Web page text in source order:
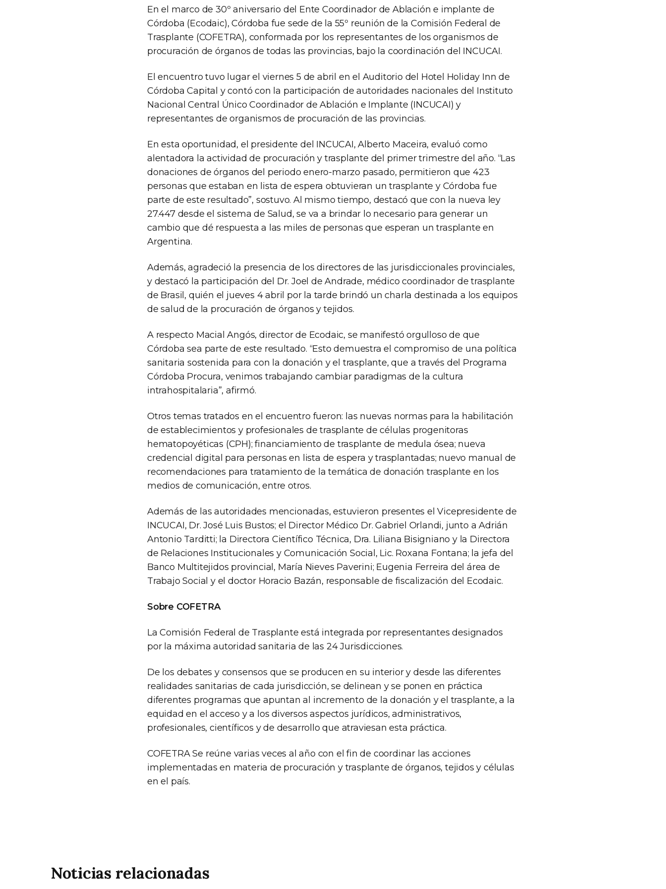
En el marco de 30º aniversario del Ente Coordinador de Ablación e implante de
Córdoba (Ecodaic), Córdoba fue sede de la 55º reunión de la Comisión Federal de
Trasplante (COFETRA), conformada por los representantes de los organismos de
procuración de órganos de todas las provincias, bajo la coordinación del INCUCAI.
El encuentro tuvo lugar el viernes 5 de abril en el Auditorio del Hotel Holiday Inn de
Córdoba Capital y contó con la participación de autoridades nacionales del Instituto
Nacional Central Único Coordinador de Ablación e Implante (INCUCAI) y
representantes de organismos de procuración de las provincias.
En esta oportunidad, el presidente del INCUCAI, Alberto Maceira, evaluó como
alentadora la actividad de procuración y trasplante del primer trimestre del año. “Las
donaciones de órganos del periodo enero-marzo pasado, permitieron que 423
personas que estaban en lista de espera obtuvieran un trasplante y Córdoba fue
parte de este resultado”, sostuvo. Al mismo tiempo, destacó que con la nueva ley
27.447 desde el sistema de Salud, se va a brindar lo necesario para generar un
cambio que dé respuesta a las miles de personas que esperan un trasplante en
Argentina.
Además, agradeció la presencia de los directores de las jurisdiccionales provinciales,
y destacó la participación del Dr. Joel de Andrade, médico coordinador de trasplante
de Brasil, quién el jueves 4 abril por la tarde brindó un charla destinada a los equipos
de salud de la procuración de órganos y tejidos.
A respecto Macial Angós, director de Ecodaic, se manifestó orgulloso de que
Córdoba sea parte de este resultado. “Esto demuestra el compromiso de una política
sanitaria sostenida para con la donación y el trasplante, que a través del Programa
Córdoba Procura, venimos trabajando cambiar paradigmas de la cultura
intrahospitalaria”, afirmó.
Otros temas tratados en el encuentro fueron: las nuevas normas para la habilitación
de establecimientos y profesionales de trasplante de células progenitoras
hematopoyéticas (CPH); financiamiento de trasplante de medula ósea; nueva
credencial digital para personas en lista de espera y trasplantadas; nuevo manual de
recomendaciones para tratamiento de la temática de donación trasplante en los
medios de comunicación, entre otros.
Además de las autoridades mencionadas, estuvieron presentes el Vicepresidente de
INCUCAI, Dr. José Luis Bustos; el Director Médico Dr. Gabriel Orlandi, junto a Adrián
Antonio Tarditti; la Directora Científico Técnica, Dra. Liliana Bisigniano y la Directora
de Relaciones Institucionales y Comunicación Social, Lic. Roxana Fontana; la jefa del
Banco Multitejidos provincial, María Nieves Paverini; Eugenia Ferreira del área de
Trabajo Social y el doctor Horacio Bazán, responsable de fiscalización del Ecodaic.
Sobre COFETRA
La Comisión Federal de Trasplante está integrada por representantes designados
por la máxima autoridad sanitaria de las 24 Jurisdicciones.
De los debates y consensos que se producen en su interior y desde las diferentes
realidades sanitarias de cada jurisdicción, se delinean y se ponen en práctica
diferentes programas que apuntan al incremento de la donación y el trasplante, a la
equidad en el acceso y a los diversos aspectos jurídicos, administrativos,
profesionales, científicos y de desarrollo que atraviesan esta práctica.
COFETRA Se reúne varias veces al año con el fin de coordinar las acciones
implementadas en materia de procuración y trasplante de órganos, tejidos y células
en el país.
Noticias relacionadas